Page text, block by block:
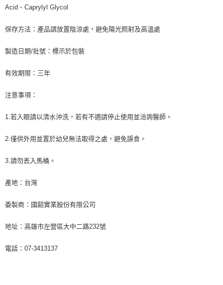
Acid、Caprylyl Glycol
保存方法：產品請放置陰涼處，避免陽光照射及高溫處
製造日期/批號：標示於包裝
有效期限：三年
注意事項：
1.若入眼請以清水沖洗，若有不適請停止使用並洽詢醫師。
2.僅供外用並置於幼兒無法取得之處，避免誤食。
3.請勿丟入馬桶。
產地：台灣
委製商：國韶實業股份有限公司
地址：高雄市左營區大中二路232號
電話：07-3413137